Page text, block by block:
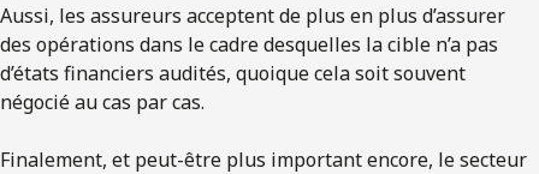
Aussi, les assureurs acceptent de plus en plus d’assurer
des opérations dans le cadre desquelles la cible n’a pas
d’états financiers audités, quoique cela soit souvent
négocié au cas par cas.
Finalement, et peut-être plus important encore, le secteur